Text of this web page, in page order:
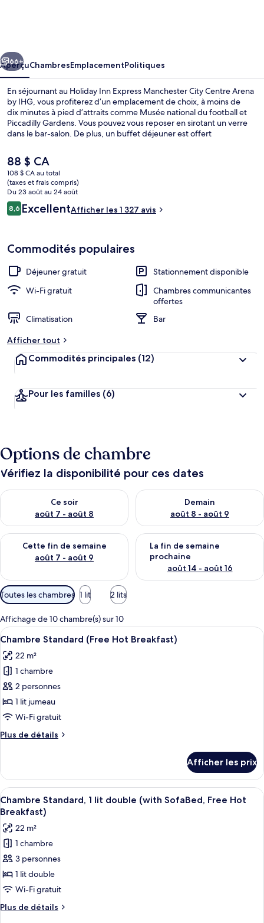
Manchester
City
Centre
Arena
by
Suivant
66+
AperçuChambresEmplacementPolitiques
En séjournant au Holiday Inn Express Manchester City Centre Arena
by IHG, vous profiterez d’un emplacement de choix, à moins de
dix minutes à pied d’attraits comme Musée national du football et
Piccadilly Gardens. Vous pouvez vous reposer en sirotant un verre
dans le bar-salon. De plus, un buffet déjeuner est offert
Salle omnisports AO Arena et Canal Street se trouvent à moins de
15 minutes de marche. Les autres voyageurs adorent le personnel
serviable et le déjeuner. L’hébergement se situe à quelques minutes
de marche du transport en commun : Arrêt de métro léger
Shudehill se trouve à 4 minutes et Arrêt de métro léger Market
Street est à 7 minutes.
Le
prix
actuel
est
de 88 $ CA
88 $ CA
108 $ CA au total
(taxes et frais compris)
Du 23 août au 24 août
Avis
8,68,6 sur 10 –
ExcellentAfficher les 1 327 avis
Commodités populaires
Déjeuner gratuit
Stationnement disponible
Wi-Fi gratuit
Chambres communicantes
offertes
Climatisation
Bar
Afficher tout
Commodités principales (12)
Pour les familles (6)
Options de chambre
Vérifiez la disponibilité pour ces dates
Ce soir
août 7 - août 8
Vérifier la disponibilité pour ce soir août 7 - août 8
Demain
août 8 - août 9
Vérifier la disponibilité pour
Cette fin de semaine
août 7 - août 9
Vérifier la disponibilité pour cette fin de semaine août 7 -
La fin de semaine
prochaine
août 14 - août 16
Vérifier la disponibilité pour
Filtres
disponibles
pour
les
chambres
Toutes les chambres 1 lit 2 lits
Affichage de 10 chambre(s) sur 10
Afficher
toutes
les
photos
pour
ce
type
chambre :
(Free
Hot
Breakfast)
Une chambre d’hôtel avec un lit,
6
Chambre Standard (Free Hot Breakfast)
22 m²
1 chambre
2 personnes
1 lit jumeau
Wi-Fi gratuit
Plus de détails
Plus
Chambre
Standard
(Free
Hot
Afficher les prix
Afficher
toutes
les
photos
pour
ce
type
de
chambre :
Chambre
Une chambre d’hôtel avec un lit,
4
Chambre Standard, 1 lit double (with SofaBed, Free Hot
Breakfast)
22 m²
1 chambre
3 personnes
1 lit double
Wi-Fi gratuit
Plus de détails
Plus